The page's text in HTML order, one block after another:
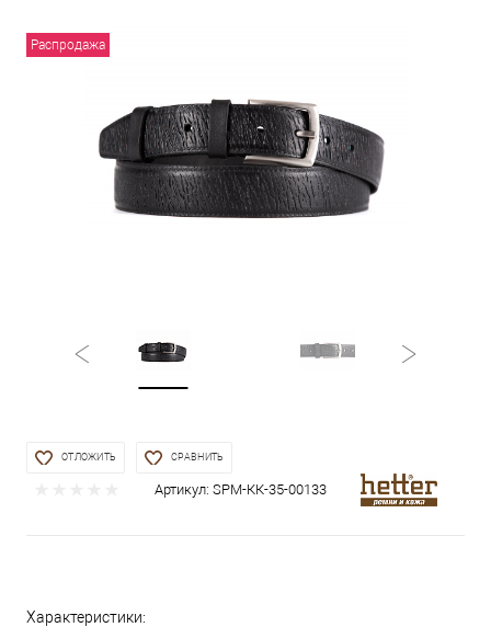
Распродажа
ОТЛОЖИТЬ СРАВНИТЬ
Артикул: SРМ-КК-35-00133
Характеристики: